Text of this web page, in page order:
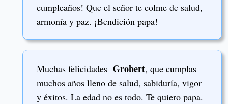
cumpleaños! Que el señor te colme de salud,
armonía y paz. ¡Bendición papa!
Muchas felicidades Grobert, que cumplas
muchos años lleno de salud, sabiduría, vigor
y éxitos. La edad no es todo. Te quiero papa.